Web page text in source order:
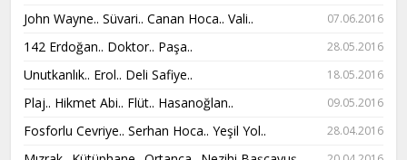
John Wayne.. Süvari.. Canan Hoca.. Vali.. 07.06.2016
142 Erdoğan.. Doktor.. Paşa.. 28.05.2016
Unutkanlık.. Erol.. Deli Safiye.. 18.05.2016
Plaj.. Hikmet Abi.. Flüt.. Hasanoğlan.. 09.05.2016
Fosforlu Cevriye.. Serhan Hoca.. Yeşil Yol.. 28.04.2016